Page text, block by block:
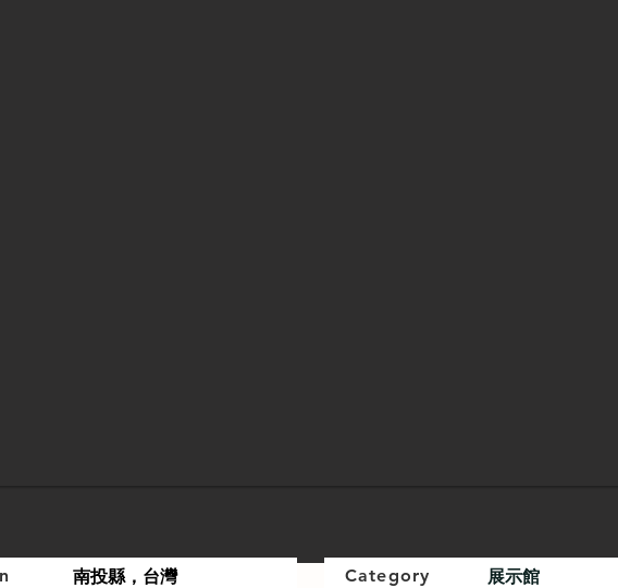
南投縣，台灣 Category ​展示館